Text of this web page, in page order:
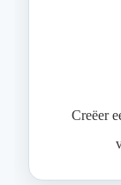
Creëer